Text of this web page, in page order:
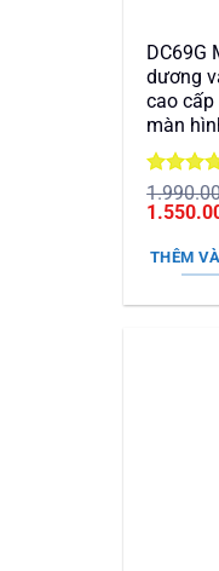
DC69G
dương
cao
màn
Được
hạng5
Giá
là:
THÊM